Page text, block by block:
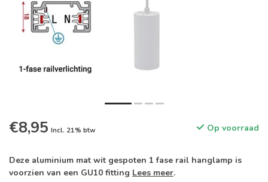
€8,95 Incl. 21% btw Op voorraad
Deze aluminium mat wit gespoten 1 fase rail hanglamp is
voorzien van een GU10 fitting Lees meer.